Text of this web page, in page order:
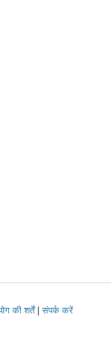
की शर्तें|संपर्क करें